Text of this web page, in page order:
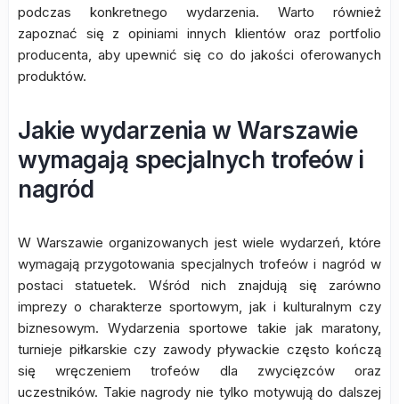
podczas konkretnego wydarzenia. Warto również
zapoznać się z opiniami innych klientów oraz portfolio
producenta, aby upewnić się co do jakości oferowanych
produktów.
Jakie wydarzenia w Warszawie
wymagają specjalnych trofeów i
nagród
W Warszawie organizowanych jest wiele wydarzeń, które
wymagają przygotowania specjalnych trofeów i nagród w
postaci statuetek. Wśród nich znajdują się zarówno
imprezy o charakterze sportowym, jak i kulturalnym czy
biznesowym. Wydarzenia sportowe takie jak maratony,
turnieje piłkarskie czy zawody pływackie często kończą
się wręczeniem trofeów dla zwycięzców oraz
uczestników. Takie nagrody nie tylko motywują do dalszej